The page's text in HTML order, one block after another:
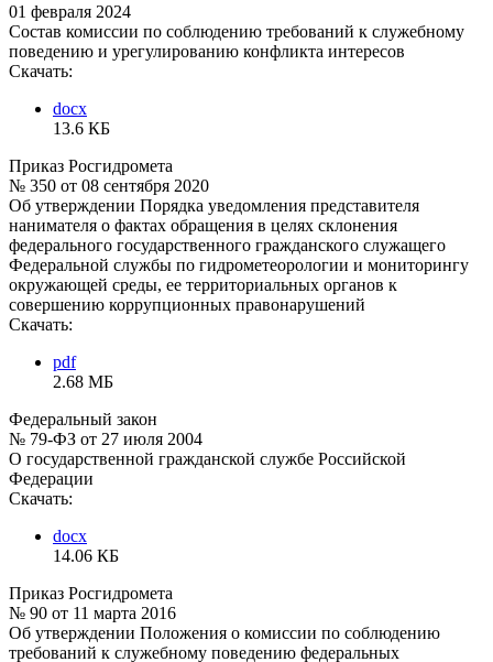
01 февраля 2024
Состав комиссии по соблюдению требований к служебному
поведению и урегулированию конфликта интересов
Скачать:
docx
13.6 КБ
Приказ Росгидромета
№ 350 от 08 сентября 2020
Об утверждении Порядка уведомления представителя
нанимателя о фактах обращения в целях склонения
федерального государственного гражданского служащего
Федеральной службы по гидрометеорологии и мониторингу
окружающей среды, ее территориальных органов к
совершению коррупционных правонарушений
Скачать:
pdf
2.68 МБ
Федеральный закон
№ 79-ФЗ от 27 июля 2004
О государственной гражданской службе Российской
Федерации
Скачать:
docx
14.06 КБ
Приказ Росгидромета
№ 90 от 11 марта 2016
Об утверждении Положения о комиссии по соблюдению
требований к служебному поведению федеральных